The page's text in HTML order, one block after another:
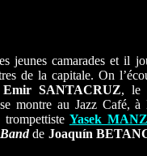
jeunes camarades et il
de la capitale. On
Emir SANTACRUZ, le
montre au Jazz Café,
Yasek
de Joaquín